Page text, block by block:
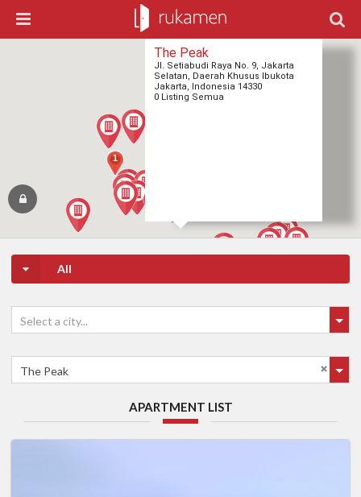
1
1
1
1
The Peak
Jl. Setiabudi Raya No. 9, Jakarta
Selatan, Daerah Khusus Ibukota
Jakarta, Indonesia 14330
0 Listing Semua
All
Select a city...
The Peak
APARTMENT LIST